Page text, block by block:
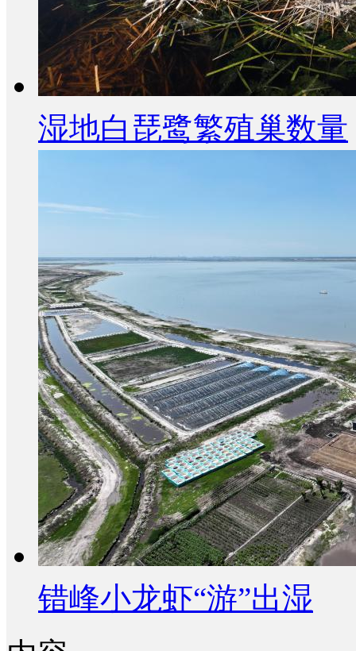
湿地白琵鹭繁殖巢数量
错峰小龙虾“游”出湿